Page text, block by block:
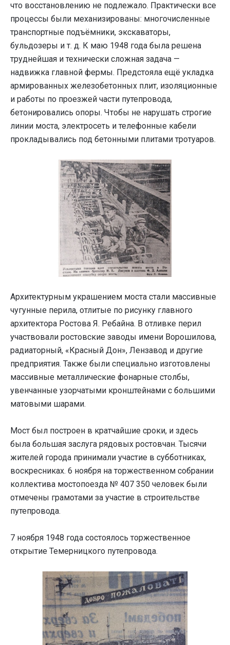
что восстановлению не подлежало. Практически все
процессы были механизированы: многочисленные
транспортные подъёмники, экскаваторы,
бульдозеры и т. д. К маю 1948 года была решена
труднейшая и технически сложная задача —
надвижка главной фермы. Предстояла ещё укладка
армированных железобетонных плит, изоляционные
и работы по проезжей части путепровода,
бетонировались опоры. Чтобы не нарушать строгие
линии моста, электросеть и телефонные кабели
прокладывались под бетонными плитами тротуаров.
Архитектурным украшением моста стали массивные
чугунные перила, отлитые по рисунку главного
архитектора Ростова Я. Ребайна. В отливке перил
участвовали ростовские заводы имени Ворошилова,
радиаторный, «Красный Дон», Лензавод и другие
предприятия. Также были специально изготовлены
массивные металлические фонарные столбы,
увенчанные узорчатыми кронштейнами с большими
матовыми шарами.
Мост был построен в кратчайшие сроки, и здесь
была большая заслуга рядовых ростовчан. Тысячи
жителей города принимали участие в субботниках,
воскресниках. 6 ноября на торжественном собрании
коллектива мостопоезда № 407 350 человек были
отмечены грамотами за участие в строительстве
путепровода.
7 ноября 1948 года состоялось торжественное
открытие Темерницкого путепровода.